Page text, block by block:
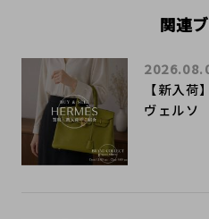
関連
【新入
ヴェルソ